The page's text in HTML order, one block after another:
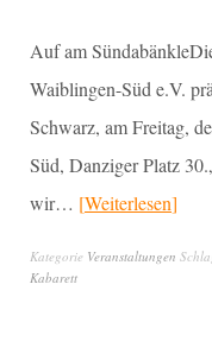
Auf am
Waiblingen-Süd e.V.
Schwarz, am Freitag,
Süd, Danziger Platz
wir… Weiterlesen
Kategorie Veranstaltungen
Kabarett